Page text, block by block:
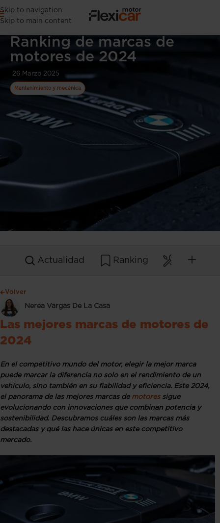
Skip to navigation
Skip to main content
Ranking de marcas de
motores de 2024
26 Marzo 2025
Mantenimiento y mecánica
Actualidad Ranking
Volver
Nerea Vargas De La Casa
Las mejores marcas de motores de
2024
En el competitivo mundo del motor, elegir la mejor marca
puede marcar la diferencia no solo en el rendimiento de un
vehículo, sino también en su fiabilidad y eficiencia. Este 2024,
el panorama de las mejores marcas de motoressigue
evolucionando con innovaciones que combinan potencia y
sostenibilidad. Descubramos cuáles son las marcas más
destacadas y qué las hace únicas en este competitivo
mercado.